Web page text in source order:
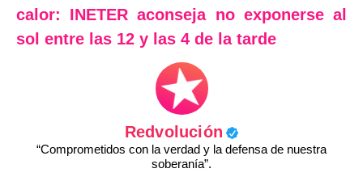
calor: INETER aconseja no exponerse al
sol entre las 12 y las 4 de la tarde
Redvolución
“Comprometidos con la verdad y la defensa de nuestra
soberanía”.